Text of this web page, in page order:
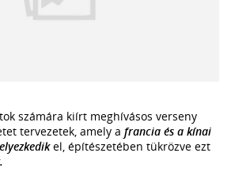
számára kiírt meghívásos verseny
tervezetek, amely a francia és a kínai
el, építészetében tükrözve ezt